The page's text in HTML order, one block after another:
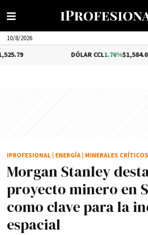
10/8/2026
1.76%$1,584.08
Morgan Stanley
proyecto minero en
como clave para la
espacial
IPROFESIONAL ENERGÍA MINERALES CRÍTICOS